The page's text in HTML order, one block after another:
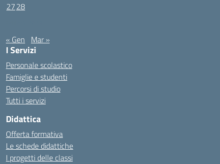
2728
« Gen Mar »
I Servizi
Personale scolastico
Famiglie e studenti
Percorsi di studio
Tutti i servizi
Didattica
Offerta formativa
Le schede didattiche
I progetti delle classi